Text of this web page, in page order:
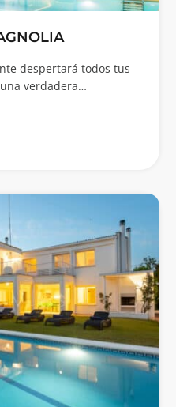
despertará todos tus
verdadera…